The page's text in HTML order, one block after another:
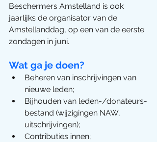
Beschermers Amstelland is ook
jaarlijks de organisator van de
Amstellanddag, op een van de eerste
zondagen in juni.
Wat ga je doen?
Beheren van inschrijvingen van
nieuwe leden;
Bijhouden van leden-/donateurs-
bestand (wijzigingen NAW,
uitschrijvingen);
Contributies innen;